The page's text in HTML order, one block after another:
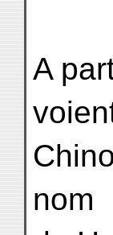
A
nom